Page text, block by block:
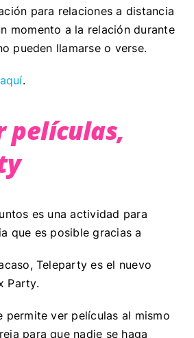
para relaciones a distancia
momento a la relación durante
pueden llamarse o verse.
.
películas,
es una actividad para
que es posible gracias a
Teleparty es el nuevo
Party.
permite ver películas al mismo
para que nadie se haga